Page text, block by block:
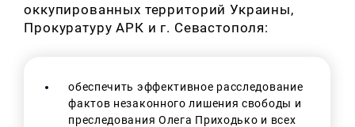
оккупированных территорий Украины,
Прокуратуру АРК и г. Севастополя:
обеспечить эффективное расследование
фактов незаконного лишения свободы и
преследования Олега Приходько и всех